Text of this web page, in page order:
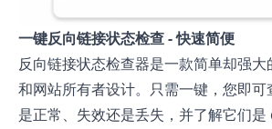
一键反向链接状态检查 - 快速简便
反向链接状态检查器是一款简单却强大
和网站所有者设计。只需一键，您即
是正常、失效还是丢失，并了解它们